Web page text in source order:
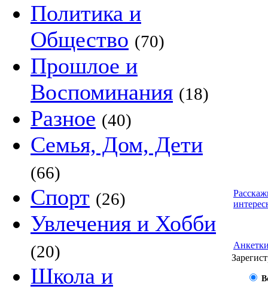
Политика и
Общество (70)
Прошлое и
Воспоминания (18)
Разное (40)
Семья, Дом, Дети
(66)
Спорт (26)
Увлечения и Хобби
(20)
Школа и